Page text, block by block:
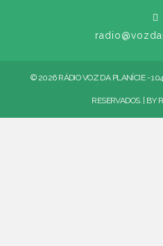
© 2026 RÁDIO VOZ DA PLANÍCIE -
RESERVADOS. | BY